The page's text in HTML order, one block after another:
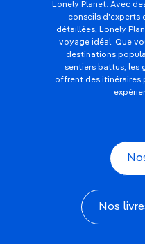
Lonely Planet. Avec
conseils d'experts
détaillées, Lonely
voyage idéal. Que
destinations
sentiers battus, les
offrent des itinéraires
Nos